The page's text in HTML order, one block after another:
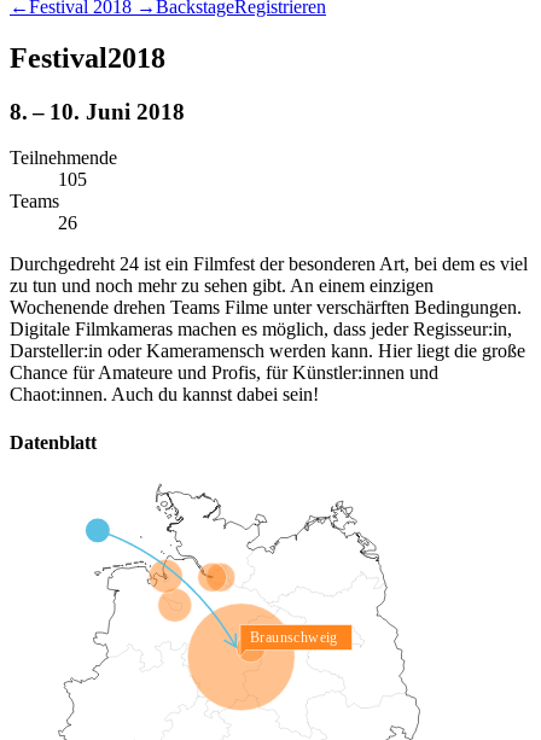
←Festival 2018 →BackstageRegistrieren
Festival2018
8. – 10. Juni 2018
Teilnehmende
105
Teams
26
Durchgedreht 24 ist ein Filmfest der besonderen Art, bei dem es viel
zu tun und noch mehr zu sehen gibt. An einem einzigen
Wochenende drehen Teams Filme unter verschärften Bedingungen.
Digitale Filmkameras machen es möglich, dass jeder Regisseur:in,
Darsteller:in oder Kameramensch werden kann. Hier liegt die große
Chance für Amateure und Profis, für Künstler:innen und
Chaot:innen. Auch du kannst dabei sein!
Datenblatt
Braunschweig